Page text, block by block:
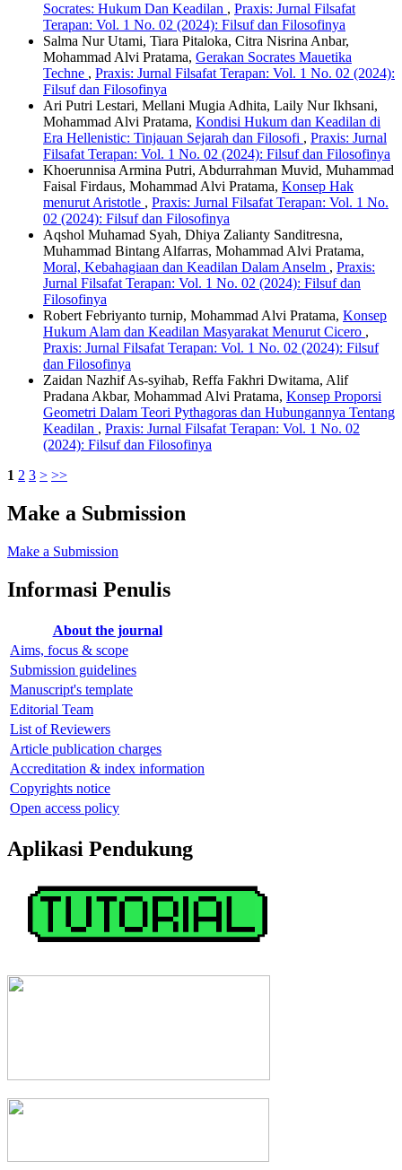
Socrates: Hukum Dan Keadilan , Praxis: Jurnal Filsafat
Terapan: Vol. 1 No. 02 (2024): Filsuf dan Filosofinya
Salma Nur Utami, Tiara Pitaloka, Citra Nisrina Anbar,
Mohammad Alvi Pratama, Gerakan Socrates Mauetika
Techne , Praxis: Jurnal Filsafat Terapan: Vol. 1 No. 02 (2024):
Filsuf dan Filosofinya
Ari Putri Lestari, Mellani Mugia Adhita, Laily Nur Ikhsani,
Mohammad Alvi Pratama, Kondisi Hukum dan Keadilan di
Era Hellenistic: Tinjauan Sejarah dan Filosofi , Praxis: Jurnal
Filsafat Terapan: Vol. 1 No. 02 (2024): Filsuf dan Filosofinya
Khoerunnisa Armina Putri, Abdurrahman Muvid, Muhammad
Faisal Firdaus, Mohammad Alvi Pratama, Konsep Hak
menurut Aristotle , Praxis: Jurnal Filsafat Terapan: Vol. 1 No.
02 (2024): Filsuf dan Filosofinya
Aqshol Muhamad Syah, Dhiya Zalianty Sanditresna,
Muhammad Bintang Alfarras, Mohammad Alvi Pratama,
Moral, Kebahagiaan dan Keadilan Dalam Anselm , Praxis:
Jurnal Filsafat Terapan: Vol. 1 No. 02 (2024): Filsuf dan
Filosofinya
Robert Febriyanto turnip, Mohammad Alvi Pratama, Konsep
Hukum Alam dan Keadilan Masyarakat Menurut Cicero ,
Praxis: Jurnal Filsafat Terapan: Vol. 1 No. 02 (2024): Filsuf
dan Filosofinya
Zaidan Nazhif As-syihab, Reffa Fakhri Dwitama, Alif
Pradana Akbar, Mohammad Alvi Pratama, Konsep Proporsi
Geometri Dalam Teori Pythagoras dan Hubungannya Tentang
Keadilan , Praxis: Jurnal Filsafat Terapan: Vol. 1 No. 02
(2024): Filsuf dan Filosofinya
1 2 3 > >>
Make a Submission
Make a Submission
Informasi Penulis
About the journal
Aims, focus & scope
Submission guidelines
Manuscript's template
Editorial Team
List of Reviewers
Article publication charges
Accreditation & index information
Copyrights notice
Open access policy
Aplikasi Pendukung